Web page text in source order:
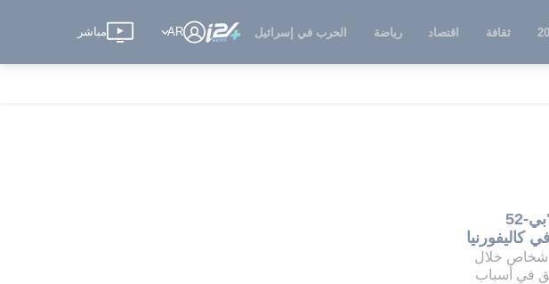
ثقافة اقتصاد رياضة الحرب في إسرائيل AR مباشر
مقتل جميع أفراد طاقم قاذفة "بي-52
كاليفورنيا
الجو الأمريكي يؤكد مصرع 8 أشخاص خلال
في أسباب